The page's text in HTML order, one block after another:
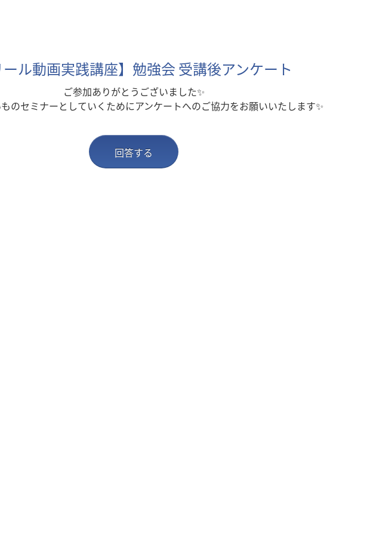
ール動画実践講座】勉強会 受講後アンケート
ご参加ありがとうございました✨
のセミナーとしていくためにアンケートへのご協力をお願いいたします✨
回答する